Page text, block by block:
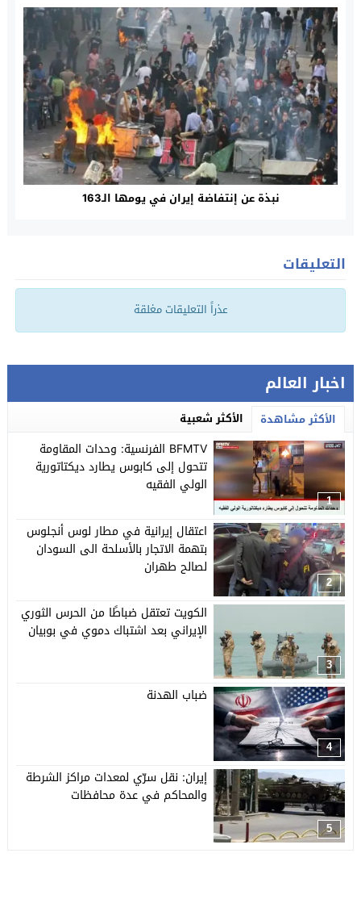
نب‍ذة عن إنتفاضة إيران في يومها الـ163
التعليقات
عذراً التعليقات مغلقة
اخبار العالم
الأكثر مشاهدة الأكثر شعبية
1
BFMTV الفرنسية: وحدات المقاومة
تتحول إلى كابوس يطارد ديكتاتورية
الولي الفقيه
2
اعتقال إيرانية في مطار لوس أنجلوس
بتهمة الاتجار بالأسلحة الى السودان
لصالح طهران
3
الكويت تعتقل ضباطًا من الحرس الثوري
الإيراني بعد اشتباك دموي في بوبيان
4
ضباب الهدنة
5
إيران: نقل سرّي لمعدات مراكز الشرطة
والمحاكم في عدة محافظات